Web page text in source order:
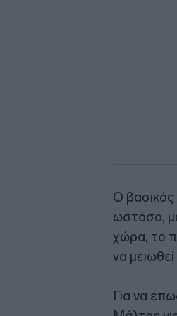
Ο βασικός
ωστόσο,
χώρα, το
να
Για να